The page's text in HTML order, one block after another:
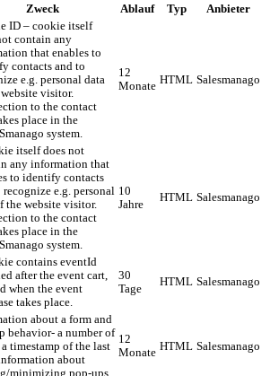
Zweck Ablauf Typ Anbieter
ID – cookie itself
contain any
that enables to
contacts and to
e.g. personal data
visitor.
to the contact
place in the
system.
12
Monate HTML Salesmanago
itself does not
any information that
to identify contacts
recognize e.g. personal
the website visitor.
to the contact
place in the
system.
10
Jahre
HTML Salesmanago
contains eventId
after the event cart,
when the event
takes place.
30
Tage
HTML Salesmanago
about a form and
behavior- a number of
timestamp of the last
about
minimizing pop-ups
12
Monate HTML Salesmanago